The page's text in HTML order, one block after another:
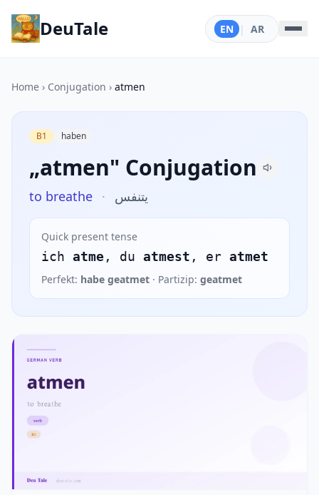
DeuTale EN | AR
Home › Conjugation › atmen
B1 haben
„atmen" Conjugation
to breathe · يتنفس
Quick present tense
ich atme , du atmest , er atmet
Perfekt: habe geatmet · Partizip: geatmet